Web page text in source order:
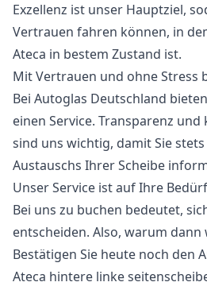
Exzellenz ist unser Hauptziel,
Vertrauen fahren können, in
Ateca in bestem Zustand ist.
Mit Vertrauen und ohne Stress
Bei Autoglas Deutschland
einen Service. Transparenz
sind uns wichtig, damit Sie
Austauschs Ihrer Scheibe
Unser Service ist auf Ihre
Bei uns zu buchen bedeutet,
entscheiden. Also, warum dann
Bestätigen Sie heute noch den
Ateca hintere linke